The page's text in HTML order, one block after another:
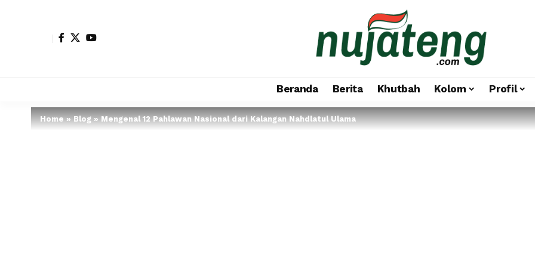
Beranda Berita Khutbah Kolom Profil
Home»Blog»Mengenal 12 Pahlawan Nasional dari Kalangan Nahdlatul Ulama